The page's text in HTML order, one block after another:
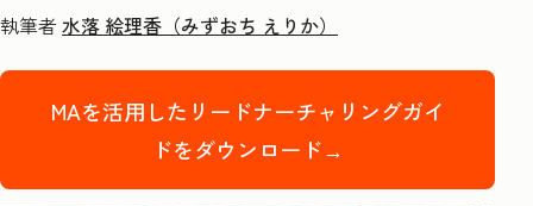
執筆者水落 絵理香（みずおち えりか）
MAを活用したリードナーチャリングガイ
ドをダウンロード→